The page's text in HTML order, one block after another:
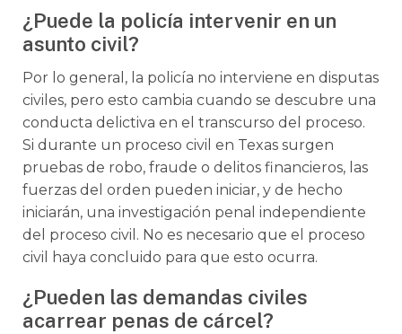
¿Puede la policía intervenir en un
asunto civil?
Por lo general, la policía no interviene en disputas
civiles, pero esto cambia cuando se descubre una
conducta delictiva en el transcurso del proceso.
Si durante un proceso civil en Texas surgen
pruebas de robo, fraude o delitos financieros, las
fuerzas del orden pueden iniciar, y de hecho
iniciarán, una investigación penal independiente
del proceso civil. No es necesario que el proceso
civil haya concluido para que esto ocurra.
¿Pueden las demandas civiles
acarrear penas de cárcel?